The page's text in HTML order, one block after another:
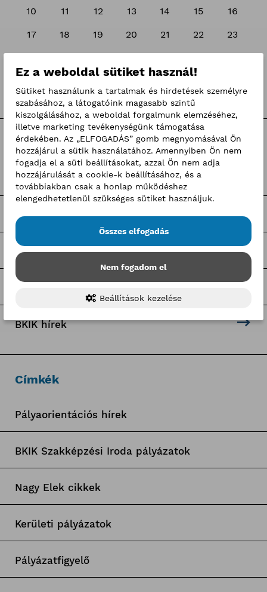
10 11 12 13 14 15 16
17 18 19 20 21 22 23
Kategóriák
Hírek
Sajtóközlemények
Pályaorientációs programok
BKIK hírek
Címkék
Pályaorientációs hírek
BKIK Szakképzési Iroda pályázatok
Nagy Elek cikkek
Kerületi pályázatok
Pályázatfigyelő
Ez a weboldal sütiket használ!
Sütiket használunk a tartalmak és hirdetések személyre
szabásához, a látogatóink magasabb szintű
kiszolgálásához, a weboldal forgalmunk elemzéséhez,
illetve marketing tevékenységünk támogatása
érdekében. Az „ELFOGADÁS” gomb megnyomásával Ön
hozzájárul a sütik használatához. Amennyiben Ön nem
fogadja el a süti beállításokat, azzal Ön nem adja
hozzájárulását a cookie-k beállításához, és a
továbbiakban csak a honlap működéshez
elengedhetetlenül szükséges sütiket használjuk.
Összes elfogadás
Nem fogadom el
Beállítások kezelése